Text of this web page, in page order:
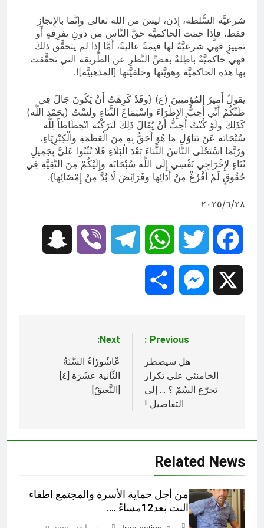
شرعيَّة السُّلطة، إِذن، ليسَ من الله تعالى وإِنَّما بالإِنجازِ
فقط، فإِذا حمَت الحاكميَّة حقَّ النَّاس من دونِ تفرِقةٍ أَو
تمييزٍ فهي شرعيَّةٌ لها قيمةً عاليةً، أَمَّا إِذا لم يتحقَّق ذلكَ
فهي حاكميَّةٌ باطِلةٌ بغضِّ النَّظرِ عن الطَّريقة التي تحقَّقت
بها هذهِ الحاكميَّة وهويَّتها وخلفيَّتها [المذهبيَّة]!.
يقولُ أَميرُ المُؤمنِينَ (ع) {وقَدْ كَرِهْتُ أَنْ يَكُونَ جَالَ فِي
ظَنِّكُمْ أَنِّي أُحِبُّ الإِطْرَاءَ واسْتِمَاعَ الثَّنَاءِ ولَسْتُ (بِحَمْدِ اللَّه)
كَذَلِكَ ولَوْ كُنْتُ أُحِبُّ أَنْ يُقَالَ ذَلِكَ لَتَرَكْتُه انْحِطَاطاً لِلَّه
سُبْحَانَه عَنْ تَنَاوُلِ مَا هُوَ أَحَقُّ بِهِ مِنَ الْعَظَمَةِ والْكِبْرِيَاءِ،
ورُبَّمَا اسْتَحْلَى النَّاسُ الثَّنَاءَ بَعْدَ الْبَلَاءِ فَلَا تُثْنُوا عَلَيَّ بِجَمِيلِ
ثَنَاءٍ لإِخْرَاجِي نَفْسِي إِلَى اللَّه سُبْحَانَه وإِلَيْكُمْ مِنَ التَّقِيَّةِ فِي
حُقُوقٍ لَمْ أَفْرُغْ مِنْ أَدَائِهَا وفَرَائِضَ لَا بُدَّ مِنْ إِمْضَائِهَا}.
٢٠٢٥/٦/٢٨
Facebook
Twitter
WhatsApp
Telegram
Viber
Messenger
المقالات
Previous:
هل سيضطر
الخامنئي على تكرار
تجرّع السُمْ ؟ … إلى
التفاصيل !
Next:
عْاشُورْاءُ السَّنَةُ
الثَّانية عشَرَة [٤]
[النَّعيقُ]
Related News
من أجل حماية الأسرة والمجتمع اطفاء
النت بعد12مساءً ….